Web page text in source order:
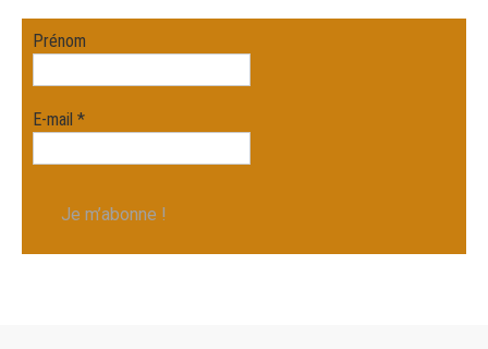
Prénom
E-mail*